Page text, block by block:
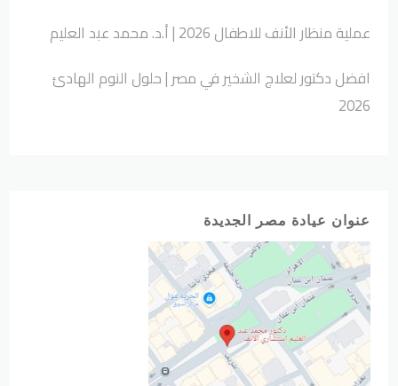
عملية منظار الأنف للاطفال 2026 | أ.د. محمد عبد العليم
افضل دكتور لعلاج الشخير في مصر | حلول النوم الهادئ
2026
عنوان عيادة مصر الجديدة